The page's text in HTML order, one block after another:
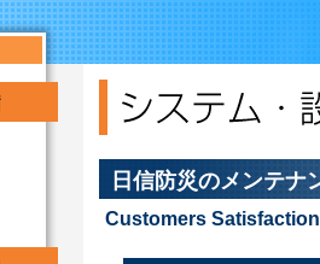
日信防災のメンテ
Customers